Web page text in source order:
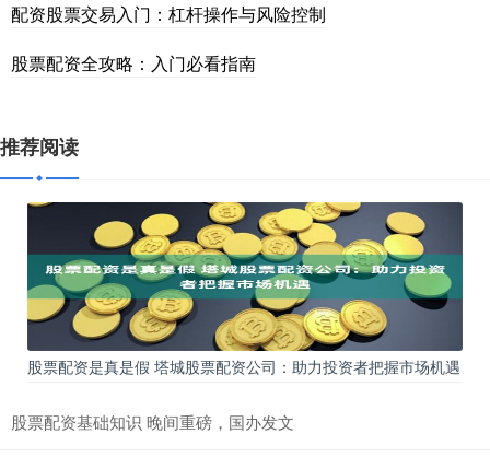
配资股票交易入门：杠杆操作与风险控制
股票配资全攻略：入门必看指南
推荐阅读
股票配资是真是假 塔城股票配资公司：助力投资者把握市场机遇
股票配资基础知识 晚间重磅，国办发文